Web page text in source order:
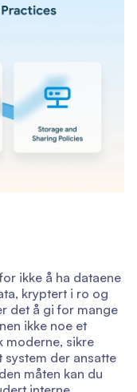
ikke å ha dataene
kryptert i ro og
det å gi for mange
ikke noe et
moderne, sikre
der ansatte
måten kan du